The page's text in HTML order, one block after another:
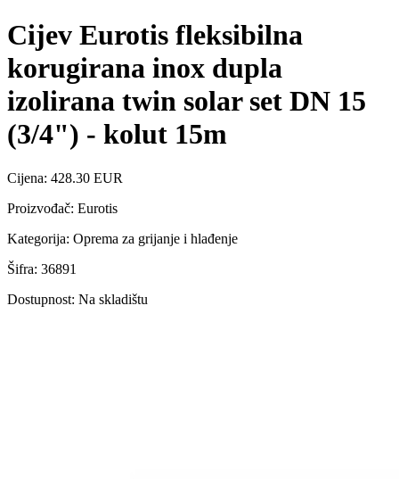
Cijev Eurotis fleksibilna
korugirana inox dupla
izolirana twin solar set DN 15
(3/4") - kolut 15m
Cijena: 428.30 EUR
Proizvođač: Eurotis
Kategorija: Oprema za grijanje i hlađenje
Šifra: 36891
Dostupnost: Na skladištu